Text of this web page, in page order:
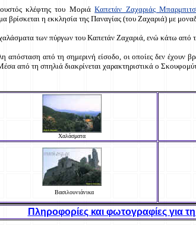
κλέφτης του ΜοριάΚαπετάν Ζαχαριάς
η εκκλησία της Παναγίας (του Ζαχαριά) με
των πύργων του Καπετάν Ζαχαριά, ενώ κάτω από
απόσταση από τη σημερινή είσοδο, οι οποίες δεν έχουν
από τη σπηλιά διακρίνεται χαρακτηριστικά ο
Χαλάσματα
Βασιλουνιάνικα
Πληροφορίες και φωτογραφίες για